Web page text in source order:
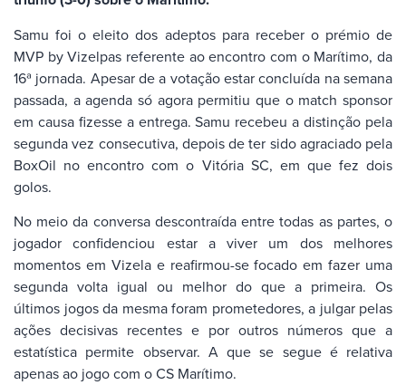
Samu foi o eleito dos adeptos para receber o prémio de
MVP by Vizelpas referente ao encontro com o Marítimo, da
16ª jornada. Apesar de a votação estar concluída na semana
passada, a agenda só agora permitiu que o match sponsor
em causa fizesse a entrega. Samu recebeu a distinção pela
segunda vez consecutiva, depois de ter sido agraciado pela
BoxOil no encontro com o Vitória SC, em que fez dois
golos.
No meio da conversa descontraída entre todas as partes, o
jogador confidenciou estar a viver um dos melhores
momentos em Vizela e reafirmou-se focado em fazer uma
segunda volta igual ou melhor do que a primeira. Os
últimos jogos da mesma foram prometedores, a julgar pelas
ações decisivas recentes e por outros números que a
estatística permite observar. A que se segue é relativa
apenas ao jogo com o CS Marítimo.